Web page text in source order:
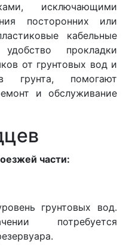
исключающими
посторонних или
кабельные
прокладки
от грунтовых вод и
грунта, помогают
и обслуживание
части:
грунтовых вод.
потребуется